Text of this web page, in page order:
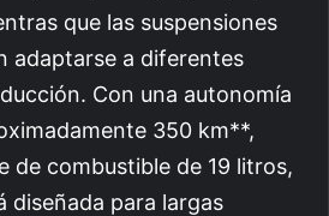
que las suspensiones
adaptarse a diferentes
Con una autonomía
350 km**,
de combustible de 19 litros,
diseñada para largas